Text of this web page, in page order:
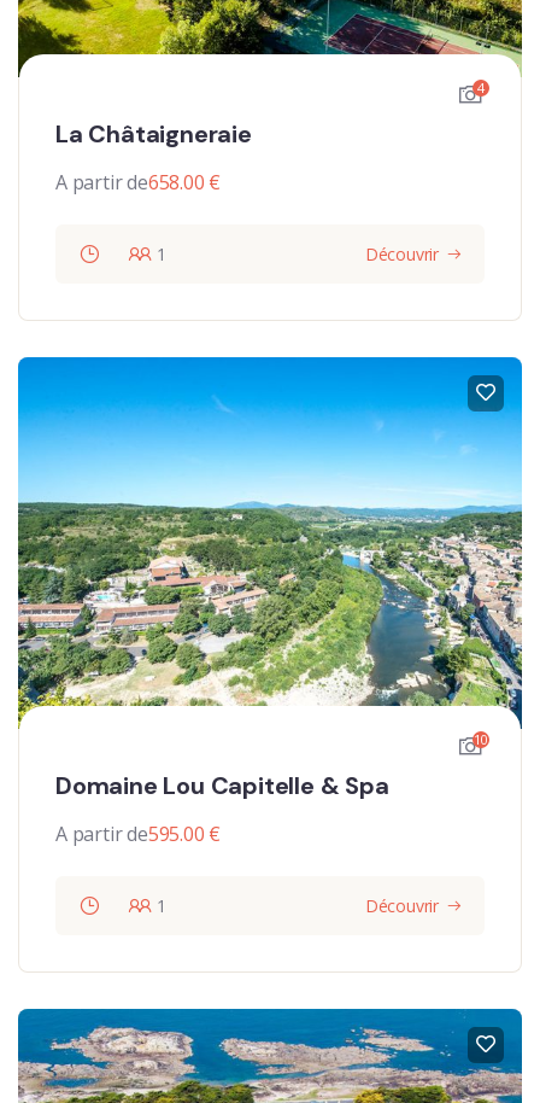
4
La Châtaigneraie
A partir de658.00 €
1 Découvrir
10
Domaine Lou Capitelle & Spa
A partir de595.00 €
1 Découvrir